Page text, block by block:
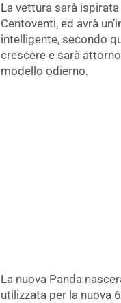
La vettura sarà
Centoventi, ed avrà
intelligente, secondo
crescere e sarà
modello odierno.
La nuova Panda
utilizzata per la nuova